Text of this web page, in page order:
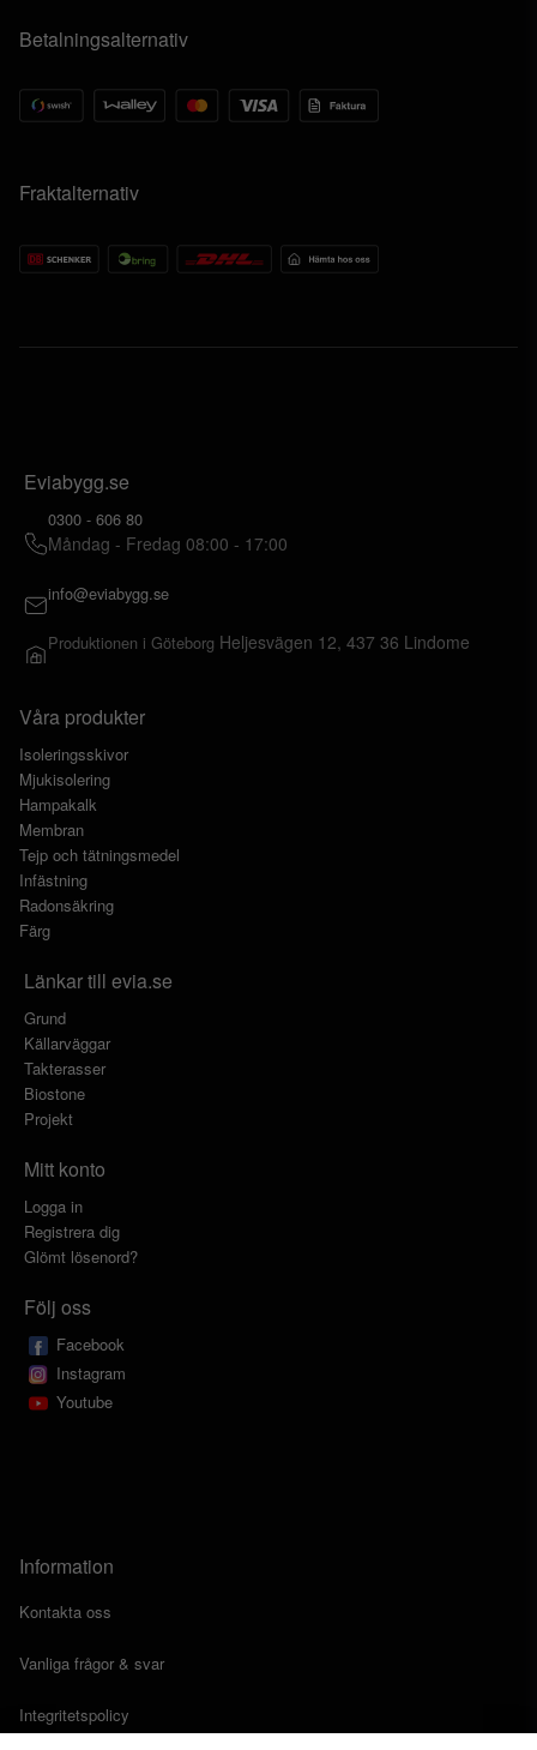
Betalningsalternativ
Fraktalternativ
Eviabygg.se
0300 - 606 80
Måndag - Fredag 08:00 - 17:00
info@eviabygg.se
Produktionen i Göteborg Heljesvägen 12, 437 36 Lindome
Våra produkter
Isoleringsskivor
Mjukisolering
Hampakalk
Membran
Tejp och tätningsmedel
Infästning
Radonsäkring
Färg
Länkar till evia.se
Grund
Källarväggar
Takterasser
Biostone
Projekt
Mitt konto
Logga in
Registrera dig
Glömt lösenord?
Följ oss
Facebook
Instagram
Youtube
Information
Kontakta oss
Vanliga frågor & svar
Integritetspolicy